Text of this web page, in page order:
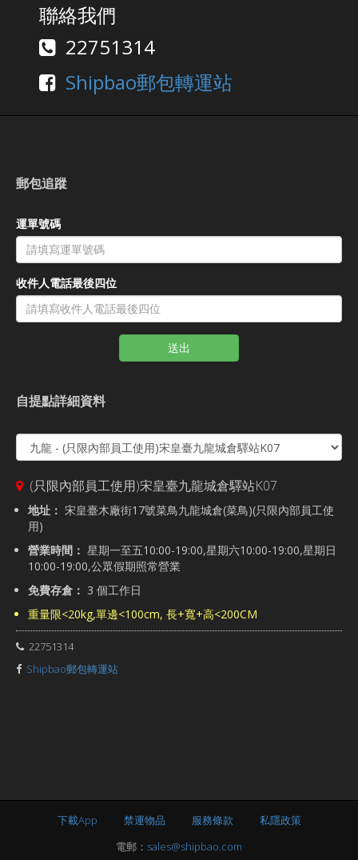
聯絡我們
22751314
Shipbao郵包轉運站
郵包追蹤
運單號碼
收件人電話最後四位
送出
自提點詳細資料
(只限內部員工使用)宋皇臺九龍城倉驛站K07
地址： 宋皇臺木廠街17號菜鳥九龍城倉(菜鳥)(只限內部員工使
用)
營業時間： 星期一至五10:00-19:00,星期六10:00-19:00,星期日
10:00-19:00,公眾假期照常營業
免費存倉： 3 個工作日
重量限<20kg,單邊<100cm, 長+寬+高<200CM
22751314
Shipbao郵包轉運站
下載App 禁運物品 服務條款
私隱政策
電郵： sales@shipbao.com